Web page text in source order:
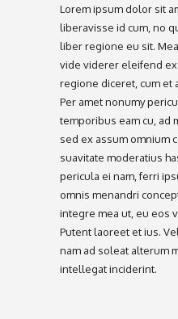
Lorem ipsum dolor sit
liberavisse id cum, no
liber regione eu sit.
vide viderer eleifend ex
regione diceret, cum et
Per amet nonumy
temporibus eam cu, ad
sed ex assum omnium
suavitate moderatius
pericula ei nam, ferri
omnis menandri
integre mea ut, eu eos
Putent laoreet et ius.
nam ad soleat alterum
intellegat inciderint.